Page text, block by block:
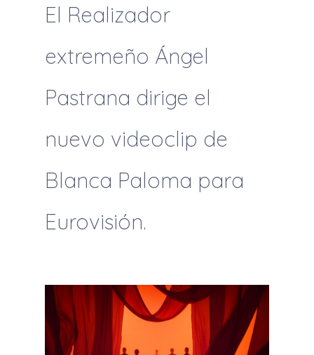
El Realizador
extremeño Ángel
Pastrana dirige el
nuevo videoclip de
Blanca Paloma para
Eurovisión.